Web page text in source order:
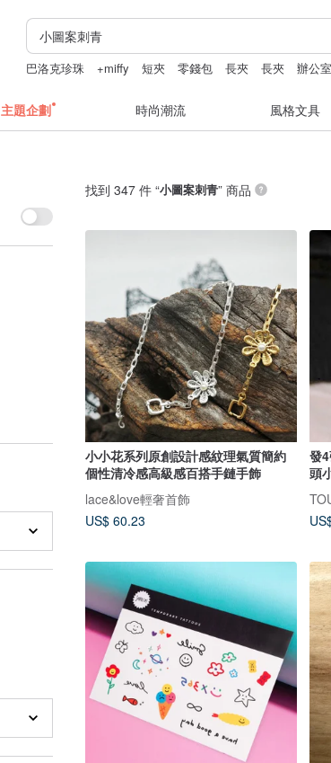
巴洛克珍珠 +miffy 短夾 零錢包 長夾 長夾 辦公
主題企劃 時尚潮流 風格文具
找到 347 件 “小圖案刺青” 商品
小小花系列原創設計感紋理氣質簡約
個性清冷感高級感百搭手鏈手飾
lace&love輕奢首飾
US$ 60.23
發
頭